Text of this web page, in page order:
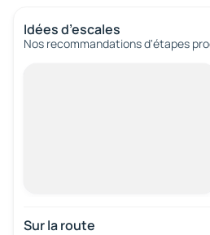
Idées d’escales
Nos recommandations d'étapes
Sur la route